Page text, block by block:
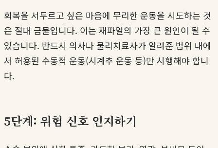
회복을 서두르고 싶은 마음에 무리한 운동을 시도하는 것
은 절대 금물입니다. 이는 재파열의 가장 큰 원인이 될 수
있습니다. 반드시 의사나 물리치료사가 알려준 범위 내에
서 허용된 수동적 운동(시계추 운동 등)만 시행해야 합니
다.
5단계: 위험 신호 인지하기